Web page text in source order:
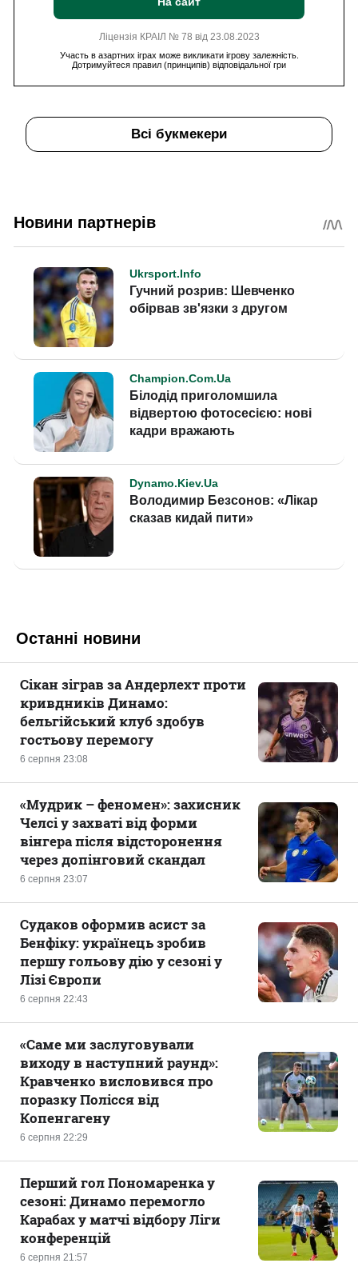
Ліцензія КРАІЛ № 78 від 23.08.2023
Участь в азартних іграх може викликати ігрову залежність.
Дотримуйтеся правил (принципів) відповідальної гри
Всі букмекери
Останні новини
6 серпня 23:08
Сікан зіграв за Андерлехт проти
кривдників Динамо:
бельгійський клуб здобув
гостьову перемогу
6 серпня 23:07
«Мудрик – феномен»: захисник
Челсі у захваті від форми
вінгера після відсторонення
через допінговий скандал
6 серпня 22:43
Судаков оформив асист за
Бенфіку: українець зробив
першу гольову дію у сезоні у
Лізі Європи
6 серпня 22:29
«Саме ми заслуговували
виходу в наступний раунд»:
Кравченко висловився про
поразку Полісся від
Копенгагену
6 серпня 21:57
Перший гол Пономаренка у
сезоні: Динамо перемогло
Карабах у матчі відбору Ліги
конференцій